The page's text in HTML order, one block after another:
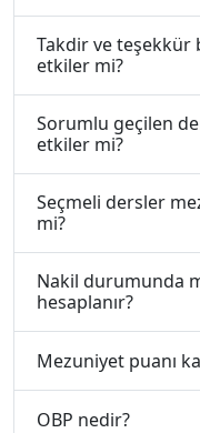
Takdir ve teşekkür
etkiler mi?
Sorumlu geçilen
etkiler mi?
Seçmeli dersler
mi?
Nakil durumunda
hesaplanır?
Mezuniyet puanı
OBP nedir?